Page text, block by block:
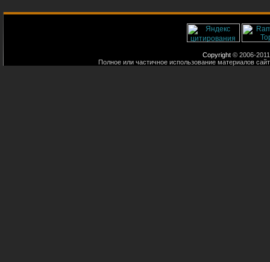
Copyright © 2006-
Полное или частичное использование материалов